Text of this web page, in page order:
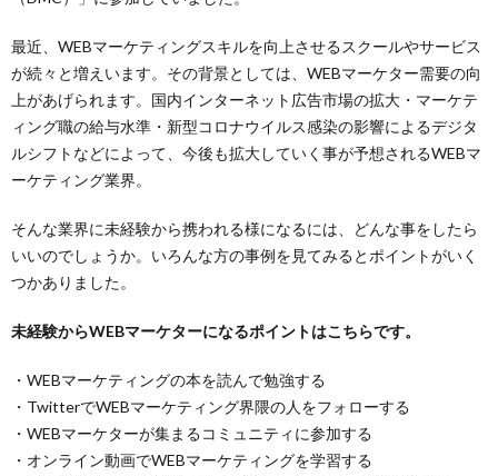
最近、WEBマーケティングスキルを向上させるスクールやサービス
が続々と増えいます。その背景としては、WEBマーケター需要の向
上があげられます。国内インターネット広告市場の拡大・マーケテ
ィング職の給与水準・新型コロナウイルス感染の影響によるデジタ
ルシフトなどによって、今後も拡大していく事が予想されるWEBマ
ーケティング業界。
そんな業界に未経験から携われる様になるには、どんな事をしたら
いいのでしょうか。いろんな方の事例を見てみるとポイントがいく
つかありました。
未経験からWEBマーケターになるポイントはこちらです。
・WEBマーケティングの本を読んで勉強する
・TwitterでWEBマーケティング界隈の人をフォローする
・WEBマーケターが集まるコミュニティに参加する
・オンライン動画でWEBマーケティングを学習する